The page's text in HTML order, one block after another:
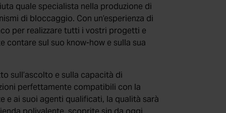
quale specialista nella produzione di
di bloccaggio. Con un’esperienza di
per realizzare tutti i vostri progetti e
contare sul suo know-how e sulla sua
sull’ascolto e sulla capacità di
perfettamente compatibili con la
e ai suoi agenti qualificati, la qualità sarà